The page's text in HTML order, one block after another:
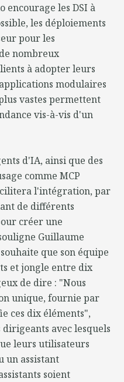
encourage les DSI à
les déploiements
pour les
nombreux
à adopter leurs
modulaires
vastes permettent
vis-à-vis d'un
d'IA, ainsi que des
comme MCP
l'intégration, par
de différents
créer une
Guillaume
que son équipe
et jongle entre dix
de dire : "Nous
unique, fournie par
ces dix éléments",
avec lesquels
leurs utilisateurs
un assistant
soient